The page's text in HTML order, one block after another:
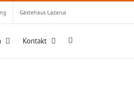
Gästehaus Lazarus
Kontakt